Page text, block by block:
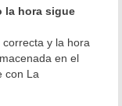
la hora sigue
y la hora
en el
con La